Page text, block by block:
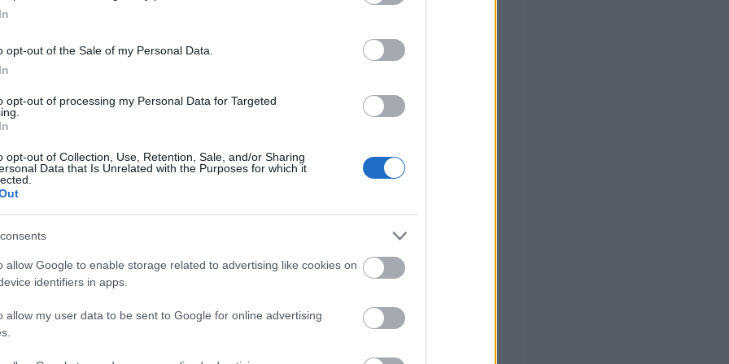
opt-out of the Sale of my Personal Data.
opt-out of processing my Personal Data for Targeted
opt-out of Collection, Use, Retention, Sale, and/or Sharing
Data that Is Unrelated with the Purposes for which it
allow Google to enable storage related to advertising like cookies on
identifiers in apps.
allow my user data to be sent to Google for online advertising
proson.gr στα αποτελέσματα αναζήτησης της Google
Ειδήσεις
επίδομα έως 210 ευρώ - Πώς θα τα πάρετε
Βοηθός: Ανοίγουν οι αιτήσεις στις 24 Αυγούστου – Τι